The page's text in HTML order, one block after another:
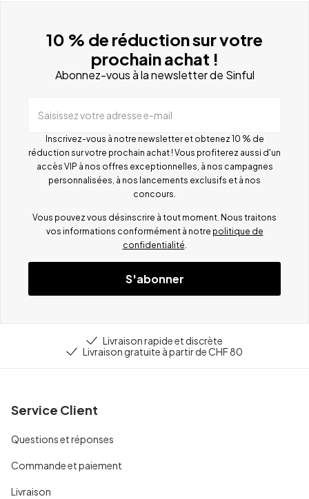
10 % de réduction sur votre
prochain achat !
Abonnez-vous à la newsletter de Sinful
Saisissez votre adresse e-mail
Inscrivez-vous à notre newsletter et obtenez 10 % de
réduction sur votre prochain achat ! Vous profiterez aussi d'un
accès VIP à nos offres exceptionnelles, à nos campagnes
personnalisées, à nos lancements exclusifs et à nos
concours.
Vous pouvez vous désinscrire à tout moment. Nous traitons
vos informations conformément à notre politique de
confidentialité.
S'abonner
Livraison rapide et discrète
Livraison gratuite à partir de CHF 80
Service Client
Questions et réponses
Commande et paiement
Livraison